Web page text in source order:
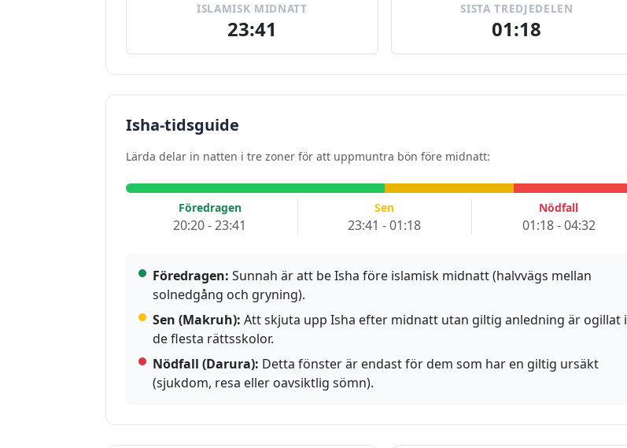
ISLAMISK MIDNATT
23:41
SISTA TREDJEDELEN
01:18
Isha-tidsguide
Lärda delar in natten i tre zoner för att uppmuntra bön före midnatt:
Föredragen
20:20 - 23:41
Sen
23:41 - 01:18
Nödfall
01:18 - 04:32
Föredragen: Sunnah är att be Isha före islamisk midnatt (halvvägs mellan
solnedgång och gryning).
Sen (Makruh): Att skjuta upp Isha efter midnatt utan giltig anledning är ogillat i
de flesta rättsskolor.
Nödfall (Darura): Detta fönster är endast för dem som har en giltig ursäkt
(sjukdom, resa eller oavsiktlig sömn).